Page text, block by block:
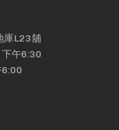
庫L23舖
午6:30
6:00